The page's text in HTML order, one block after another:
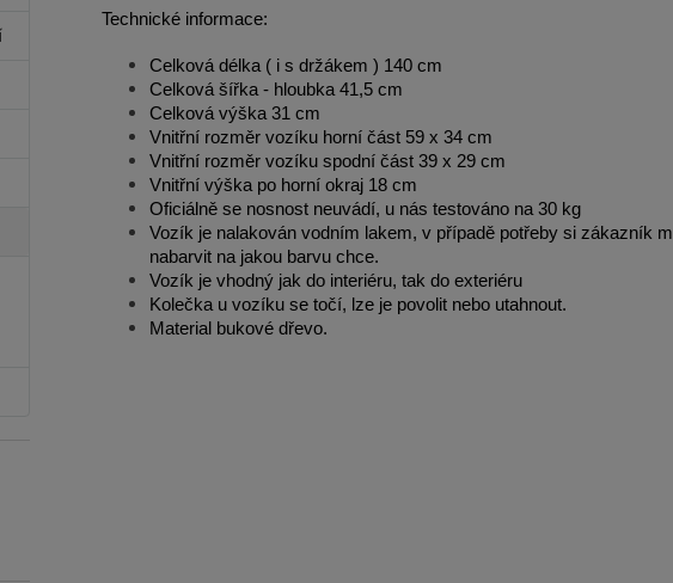
Technické informace:
Celková délka ( i s držákem ) 140 cm
Celková šířka - hloubka 41,5 cm
Celková výška 31 cm
Vnitřní rozměr vozíku horní část 59 x 34 cm
Vnitřní rozměr vozíku spodní část 39 x 29 cm
Vnitřní výška po horní okraj 18 cm
Oficiálně se nosnost neuvádí, u nás testováno na 30 kg
Vozík je nalakován vodním lakem, v případě potřeby si zákazník
nabarvit na jakou barvu chce.
Vozík je vhodný jak do interiéru, tak do exteriéru
Kolečka u vozíku se točí, lze je povolit nebo utahnout.
Material bukové dřevo.